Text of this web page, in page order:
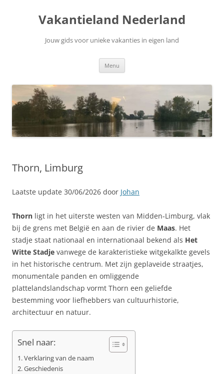
Vakantieland Nederland
Jouw gids voor unieke vakanties in eigen land
Menu
Thorn, Limburg
Laatste update 30/06/2026 door Johan
Thorn ligt in het uiterste westen van Midden‑Limburg, vlak
bij de grens met België en aan de rivier de Maas. Het
stadje staat nationaal en internationaal bekend als Het
Witte Stadje vanwege de karakteristieke witgekalkte gevels
in het historische centrum. Met zijn geplaveide straatjes,
monumentale panden en omliggende
plattelandslandschap vormt Thorn een geliefde
bestemming voor liefhebbers van cultuurhistorie,
architectuur en natuur.
Snel naar:
Verklaring van de naam
Geschiedenis